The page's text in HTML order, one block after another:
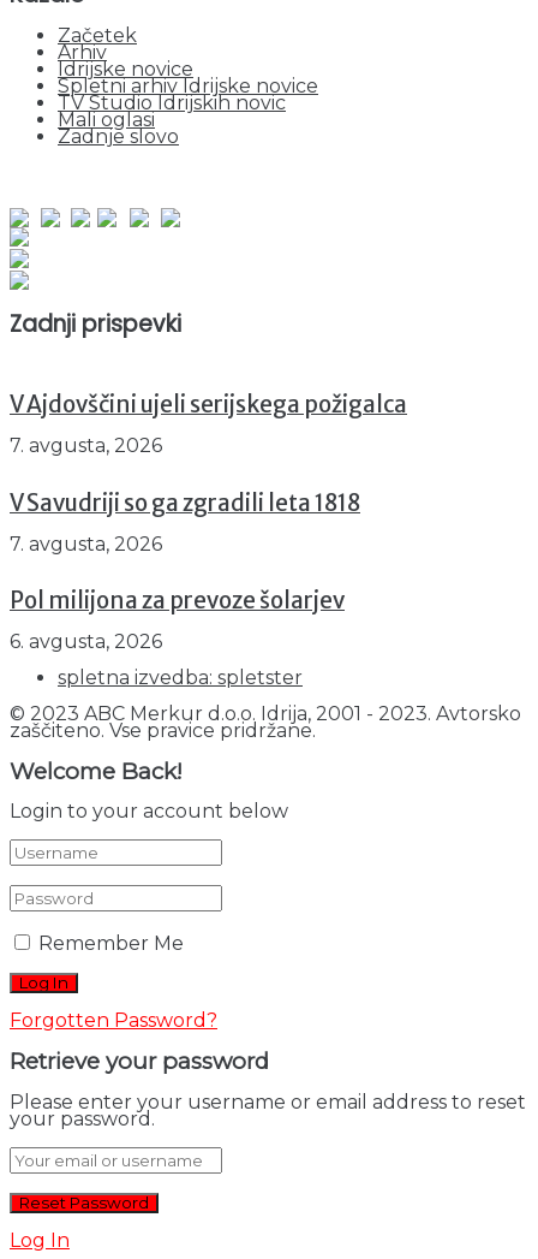
Začetek
Arhiv
Idrijske novice
Spletni arhiv Idrijske novice
TV Studio Idrijskih novic
Mali oglasi
Zadnje slovo
Zadnji prispevki
V Ajdovščini ujeli serijskega požigalca
7. avgusta, 2026
V Savudriji so ga zgradili leta 1818
7. avgusta, 2026
Pol milijona za prevoze šolarjev
6. avgusta, 2026
spletna izvedba: spletster
© 2023 ABC Merkur d.o.o. Idrija, 2001 - 2023. Avtorsko
zaščiteno. Vse pravice pridržane.
Welcome Back!
Login to your account below
Remember Me
Forgotten Password?
Retrieve your password
Please enter your username or email address to reset
your password.
Log In